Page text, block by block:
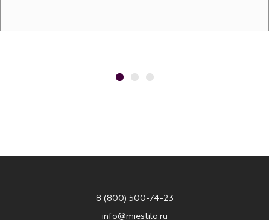
8 (800) 500-74-23
info@miestilo.ru